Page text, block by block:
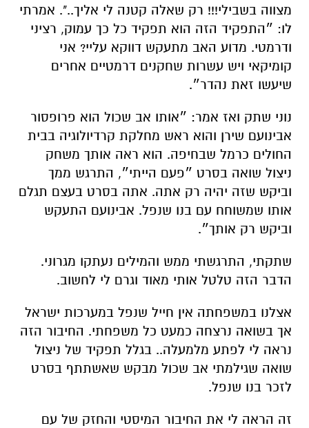
מצווה בשבילי!!! רק שאלה קטנה לי אליך..". אמרתי
לו: ״התפקיד הזה הוא תפקיד כל כך עמוק, רציני
ודרמטי. מדוע האב מתעקש דווקא עליי? אני
קומיקאי ויש עשרות שחקנים דרמטיים אחרים
שיעשו זאת נהדר״.
נוני שתק ואז אמר: ״אותו אב שכול הוא פרופסור
אבינועם שירן והוא ראש מחלקת קרדיולוגיה בבית
החולים כרמל שבחיפה. הוא ראה אותך משחק
ניצול שואה בסרט ״פעם הייתי״, התרגש ממך
וביקש שזה יהיה רק אתה. אתה בסרט בעצם תגלם
אותו שמשוחח עם בנו שנפל. אבינועם התעקש
וביקש רק אותך״.
שתקתי, התרגשתי ממש והמילים נעתקו מגרוני.
הדבר הזה טלטל אותי מאוד וגרם לי לחשוב.
אצלנו במשפחתה אין חייל שנפל במערכות ישראל
אך בשואה נרצחה כמעט כל משפחתי. החיבור הזה
נראה לי לפתע מלמעלה.. בגלל תפקיד של ניצול
שואה שגילמתי אב שכול מבקש שאשתתף בסרט
לזכר בנו שנפל.
זה הראה לי את החיבור המיסטי והחזק של עם